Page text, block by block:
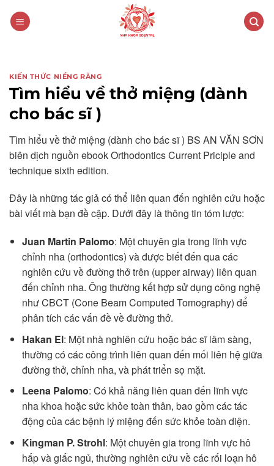
KIẾN THỨC NIỀNG RĂNG
Tìm hiểu về thở miệng (dành
cho bác sĩ )
Tìm hiểu về thở miệng (dành cho bác sĩ ) BS AN VĂN SƠN
biên dịch nguồn ebook Orthodontics Current Priciple and
technique sixth edition.
Đây là những tác giả có thể liên quan đến nghiên cứu hoặc
bài viết mà bạn đề cập. Dưới đây là thông tin tóm lược:
Juan Martin Palomo: Một chuyên gia trong lĩnh vực
chỉnh nha (orthodontics) và được biết đến qua các
nghiên cứu về đường thở trên (upper airway) liên quan
đến chỉnh nha. Ông thường kết hợp sử dụng công nghệ
như CBCT (Cone Beam Computed Tomography) để
phân tích các vấn đề về đường thở.
Hakan El: Một nhà nghiên cứu hoặc bác sĩ lâm sàng,
thường có các công trình liên quan đến mối liên hệ giữa
đường thở, chỉnh nha, và phát triển sọ mặt.
Leena Palomo: Có khả năng liên quan đến lĩnh vực
nha khoa hoặc sức khỏe toàn thân, bao gồm các tác
động của các bệnh lý miệng đến sức khỏe toàn diện.
Kingman P. Strohl: Một chuyên gia trong lĩnh vực hô
hấp và giấc ngủ, thường nghiên cứu về các rối loạn hô